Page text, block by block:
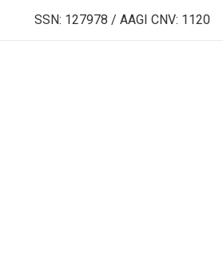
SSN: 127978 / AAGI CNV: 1120